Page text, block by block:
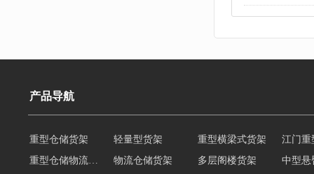
产品导航
物流仓储货架 多层阁楼货架
中型悬
悬臂式货架
悬臂式仓储货架 角钢货架 仓储轻